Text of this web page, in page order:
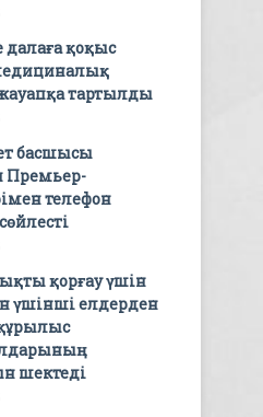
далаға қоқыс
тартылды
басшысы
Премьер-
телефон
қорғау үшін
үшінші елдерден
шектеді